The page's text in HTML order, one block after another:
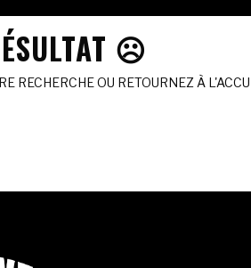
☹️
RECHERCHE OU RETOURNEZ À